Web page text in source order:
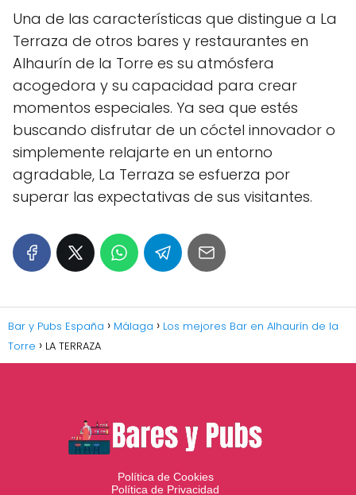
Una de las características que distingue a La
Terraza de otros bares y restaurantes en
Alhaurín de la Torre es su atmósfera
acogedora y su capacidad para crear
momentos especiales. Ya sea que estés
buscando disfrutar de un cóctel innovador o
simplemente relajarte en un entorno
agradable, La Terraza se esfuerza por
superar las expectativas de sus visitantes.
Bar y Pubs España Málaga
Los mejores Bar en Alhaurín de la
Torre
LA TERRAZA
Política de Cookies
Política de Privacidad